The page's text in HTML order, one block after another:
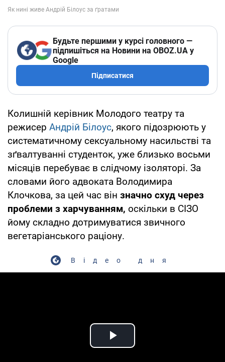
Будьте першими у курсі головного —
підпишіться на Новини на OBOZ.UA у
Google
Підписатися
Колишній керівник Молодого театру та
режисер Андрій Білоус, якого підозрюють у
систематичному сексуальному насильстві та
зґвалтуванні студенток, уже близько восьми
місяців перебуває в слідчому ізоляторі. За
словами його адвоката Володимира
Клочкова, за цей час він значно схуд через
проблеми з харчуванням, оскільки в СІЗО
йому складно дотримуватися звичного
вегетаріанського раціону.
Відео дня
Play Video